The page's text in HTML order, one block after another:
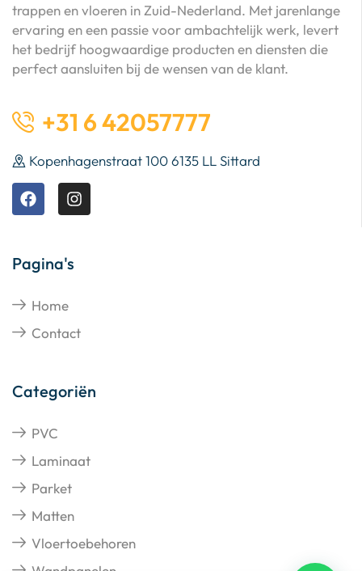
trappen en vloeren in Zuid-Nederland. Met jarenlange
ervaring en een passie voor ambachtelijk werk, levert
het bedrijf hoogwaardige producten en diensten die
perfect aansluiten bij de wensen van de klant.
+31 6 42057777
Kopenhagenstraat 100 6135 LL Sittard
Pagina's
Home
Contact
Categoriën
PVC
Laminaat
Parket
Matten
Vloertoebehoren